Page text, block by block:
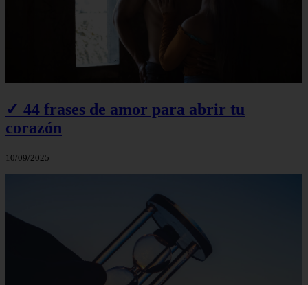
✓ 44 frases de amor para abrir tu
corazón
10/09/2025